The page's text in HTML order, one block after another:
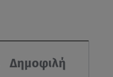
Δημοφιλή